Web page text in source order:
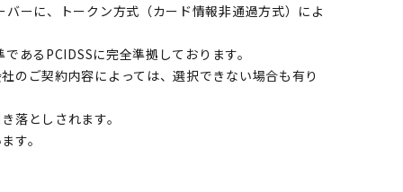
ーに、トークン方式（カード情報非通過方式）によ
あるPCIDSSに完全準拠しております。
のご契約内容によっては、選択できない場合も有り
落としされます。
す。